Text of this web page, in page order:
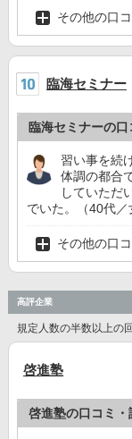
その他の口
臨海セミナー
臨海セミナーの口
習い事を続
体調の都合
していただ
でいた。（40代／
その他の口
高評企業
規定人数の半数以上の
啓進塾
啓進塾の口コミ・